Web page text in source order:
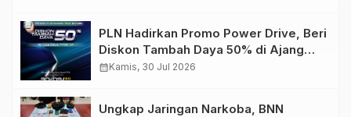
PLN Hadirkan Promo Power Drive, Beri
Diskon Tambah Daya 50% di Ajang
GIIAS 2026
calendar_monthKamis, 30 Jul 2026
Ungkap Jaringan Narkoba, BNN